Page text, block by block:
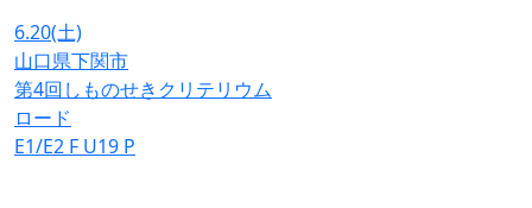
6.20(土)
山口県下関市
第4回しものせきクリテリウム
ロード
E1/E2 F U19 P